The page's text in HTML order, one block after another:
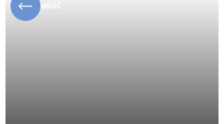
WRÓĆ